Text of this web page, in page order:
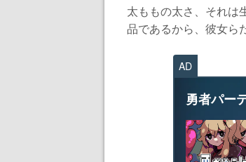
太ももの太さ、それは
品であるから、彼女ら
AD
勇者パー